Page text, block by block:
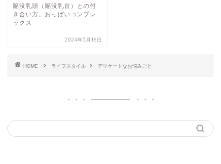
陥没乳頭（陥没乳首）との付
き合い方。おっぱいコンプレ
ックス
2024年5月16日
HOME ライフスタイル デリケートなお悩みごと